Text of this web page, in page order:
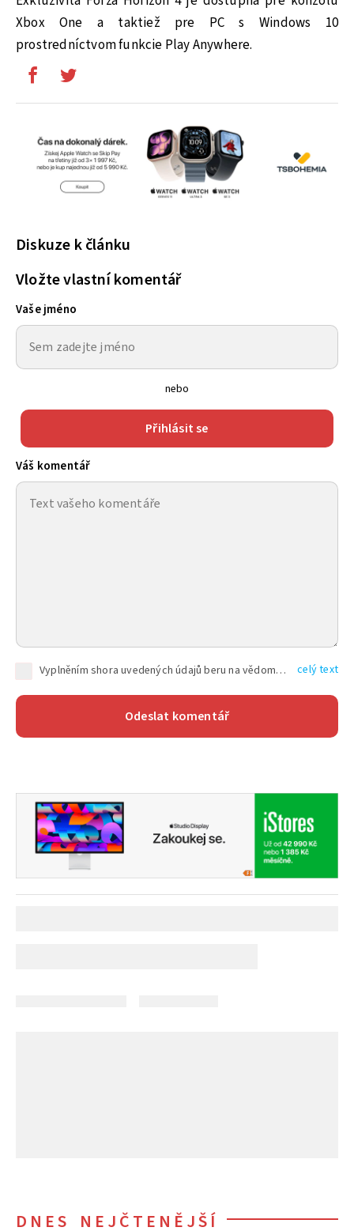
Xbox One a taktiež pre PC s Windows 10
prostredníctvom funkcie Play Anywhere.
Diskuze k článku
Vložte vlastní komentář
Vaše jméno
nebo
Přihlásit se
Váš komentář
Vyplněním shora uvedených údajů beru na vědomí, že společnost TEXT FACTORY s.r.o., sídlem Brno, Durďákova 336/29, Černá Pole, PSČ: 613 00, IČ: 06157831, zapsané u Krajského soudu v Brně, oddíl C, vložka 100399, bude zpracovávat mé osobní údaje uvedené v rámci mnou vyplněného registračního formuláře na základě oprávněných zájmů TEXT FACTORY s.r.o. dle čl. 6 odst. 1 písm. f) GDPR a pro splnění právních povinností (čl. 6 odst. 1 písm. c) GDPR), a to pro tyto účely: nezbytnost zajistit oprávnění návštěvníka webových stránek provozovaných společností TEXT FACTORY s.r.o. přispívat aktivně ke zveřejněným článkům nebo v rámci diskusních fór a výkon práv TEXT FACTORY s.r.o. jako administrátora těchto diskusních fór. Více informací o zpracování osobních údajů a právech lze nalézt v celý text
DNES NEJČTENĚJŠÍ